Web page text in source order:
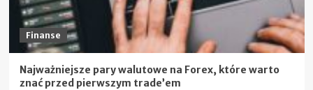
Finanse
Najważniejsze pary walutowe na Forex, które warto
znać przed pierwszym trade’em